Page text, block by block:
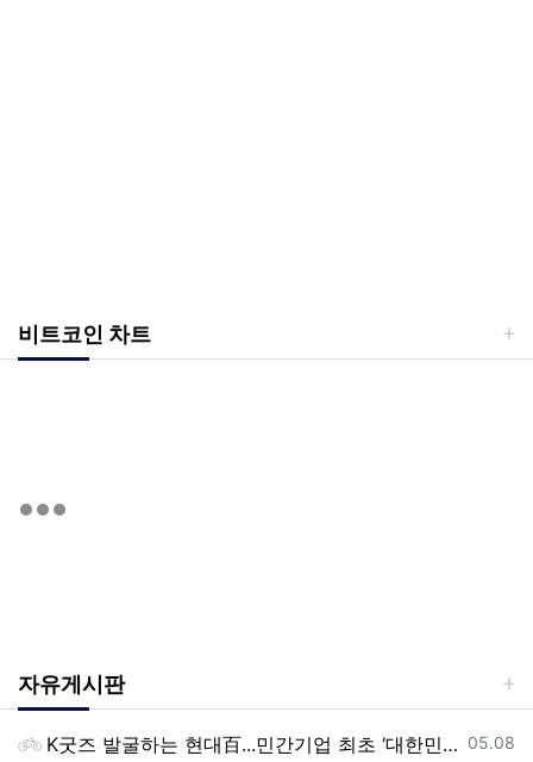
비트코인 차트
자유게시판
등록일
05.08
K굿즈 발굴하는 현대百...민간기업 최초 ‘대한민국 관광공모전’ 후원